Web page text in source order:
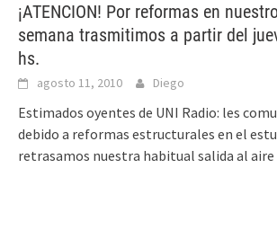
¡ATENCION! Por reformas en
semana trasmitimos a partir del
hs.
agosto 11, 2010 Diego
Estimados oyentes de UNI Radio: les
debido a reformas estructurales en el
retrasamos nuestra habitual salida al aire